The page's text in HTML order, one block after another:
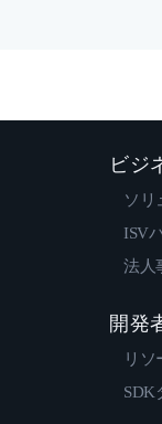
ビジ
ソリ
ISV
法人
開発
リソ
SDK